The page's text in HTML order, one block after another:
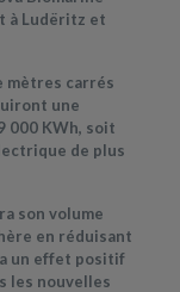
à Ludëritz et
mètres carrés
une
000 KWh, soit
de plus
son volume
en réduisant
un effet positif
les nouvelles